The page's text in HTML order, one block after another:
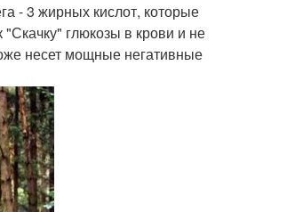
- 3 жирных кислот, которые
глюкозы в крови и не
несет мощные негативные